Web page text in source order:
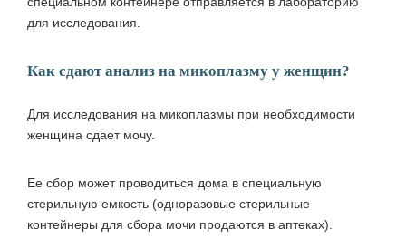
для исследования.
Как сдают анализ на микоплазму у женщин?
Для исследования на микоплазмы при необходимости
женщина сдает мочу.
Ее сбор может проводиться дома в специальную
стерильную емкость (одноразовые стерильные
контейнеры для сбора мочи продаются в аптеках).